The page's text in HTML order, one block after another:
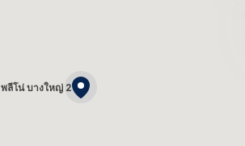
พลีโน่ บางใหญ่ 2